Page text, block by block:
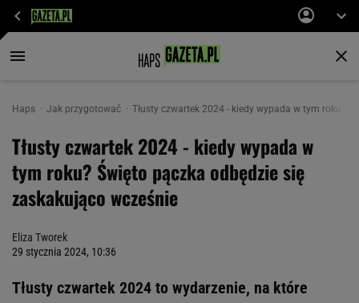
Haps Jak przygotować Tłusty czwartek 2024 - kiedy wypada w tym roku?
Tłusty czwartek 2024 - kiedy wypada w
tym roku? Święto pączka odbędzie się
zaskakująco wcześnie
Eliza Tworek
29 stycznia 2024, 10:36
Tłusty czwartek 2024 to wydarzenie, na które